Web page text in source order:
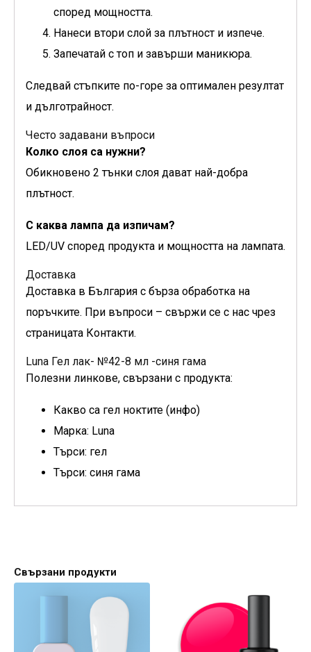
според мощността.
Нанеси втори слой за плътност и изпече.
Запечатай с топ и завърши маникюра.
Следвай стъпките по-горе за оптимален резултат
и дълготрайност.
Често задавани въпроси
Колко слоя са нужни?
Обикновено 2 тънки слоя дават най-добра
плътност.
С каква лампа да изпичам?
LED/UV според продукта и мощността на лампата.
Доставка
Доставка в България с бърза обработка на
поръчките. При въпроси – свържи се с нас чрез
страницата Контакти.
Luna Гел лак- №42-8 мл -синя гама
Полезни линкове, свързани с продукта:
Какво са гел ноктите (инфо)
Марка: Luna
Търси: гел
Търси: синя гама
Свързани продукти